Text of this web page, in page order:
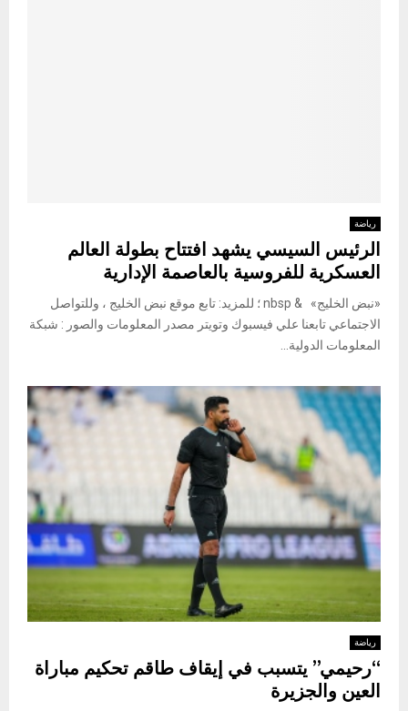
رياضة
الرئيس السيسي يشهد افتتاح بطولة العالم
العسكرية للفروسية بالعاصمة الإدارية
«نبض الخليج» & nbsp ؛ للمزيد: تابع موقع نبض الخليج ، وللتواصل
الاجتماعي تابعنا علي فيسبوك وتويتر مصدر المعلومات والصور : شبكة
المعلومات الدولية...
رياضة
“رحيمي” يتسبب في إيقاف طاقم تحكيم مباراة
العين والجزيرة